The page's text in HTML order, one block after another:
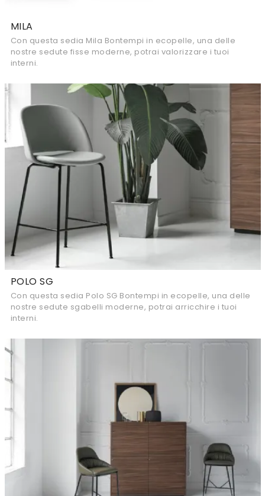
MILA
Con questa sedia Mila Bontempi in ecopelle, una delle
nostre sedute fisse moderne, potrai valorizzare i tuoi
interni.
POLO SG
Con questa sedia Polo SG Bontempi in ecopelle, una delle
nostre sedute sgabelli moderne, potrai arricchire i tuoi
interni.